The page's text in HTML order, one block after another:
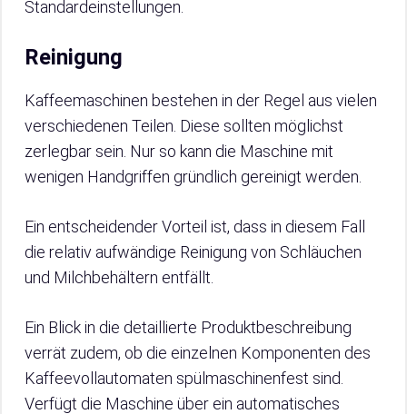
Standardeinstellungen.
Reinigung
Kaffeemaschinen bestehen in der Regel aus vielen
verschiedenen Teilen. Diese sollten möglichst
zerlegbar sein. Nur so kann die Maschine mit
wenigen Handgriffen gründlich gereinigt werden.
Ein entscheidender Vorteil ist, dass in diesem Fall
die relativ aufwändige Reinigung von Schläuchen
und Milchbehältern entfällt.
Ein Blick in die detaillierte Produktbeschreibung
verrät zudem, ob die einzelnen Komponenten des
Kaffeevollautomaten spülmaschinenfest sind.
Verfügt die Maschine über ein automatisches